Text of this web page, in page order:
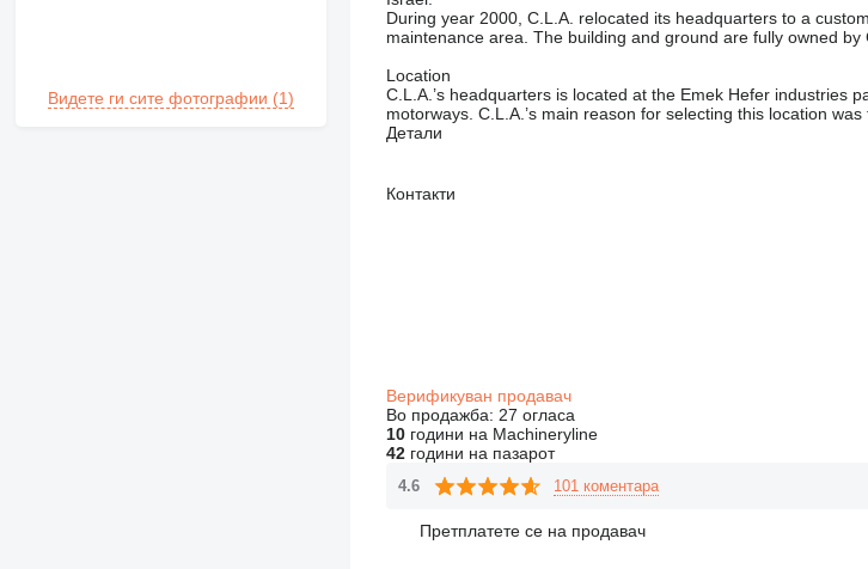
Видете ги сите фотографии (1)
During year 2000, C.L.A. relocated its headquarters to a
maintenance area. The building and ground are fully owned
Location
C.L.A.’s headquarters is located at the Emek Hefer industries
motorways. C.L.A.’s main reason for selecting this location
Детали
Контакти
Верификуван продавач
Во продажба: 27 огласа
10години на Machineryline
42години на пазарот
4.6 101 коментара
Претплатете се на продавач